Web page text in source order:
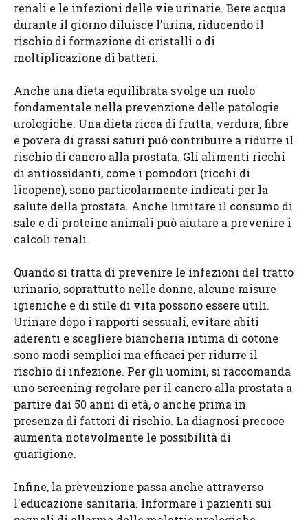
renali e le infezioni delle vie urinarie. Bere acqua
durante il giorno diluisce l'urina, riducendo il
rischio di formazione di cristalli o di
moltiplicazione di batteri.
Anche una dieta equilibrata svolge un ruolo
fondamentale nella prevenzione delle patologie
urologiche. Una dieta ricca di frutta, verdura, fibre
e povera di grassi saturi può contribuire a ridurre il
rischio di cancro alla prostata. Gli alimenti ricchi
di antiossidanti, come i pomodori (ricchi di
licopene), sono particolarmente indicati per la
salute della prostata. Anche limitare il consumo di
sale e di proteine animali può aiutare a prevenire i
calcoli renali.
Quando si tratta di prevenire le infezioni del tratto
urinario, soprattutto nelle donne, alcune misure
igieniche e di stile di vita possono essere utili.
Urinare dopo i rapporti sessuali, evitare abiti
aderenti e scegliere biancheria intima di cotone
sono modi semplici ma efficaci per ridurre il
rischio di infezione. Per gli uomini, si raccomanda
uno screening regolare per il cancro alla prostata a
partire dai 50 anni di età, o anche prima in
presenza di fattori di rischio. La diagnosi precoce
aumenta notevolmente le possibilità di
guarigione.
Infine, la prevenzione passa anche attraverso
l'educazione sanitaria. Informare i pazienti sui